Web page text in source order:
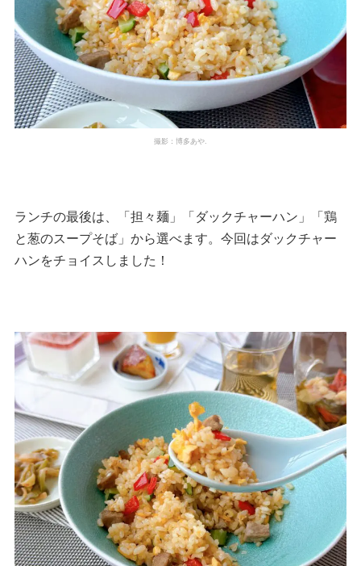
撮影：博多あや.
ランチの最後は、「担々麺」「ダックチャーハン」「鶏
と葱のスープそば」から選べます。今回はダックチャー
ハンをチョイスしました！